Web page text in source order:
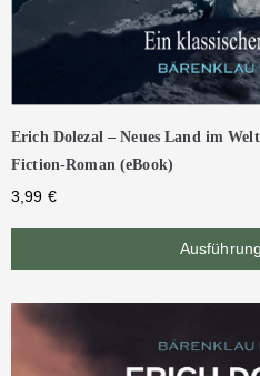
Erich Dolezal – Neues Land im
Fiction-Roman (eBook)
3,99 €